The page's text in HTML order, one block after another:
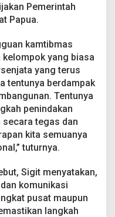
Pemerintah
Papua.
kamtibmas
kelompok yang biasa
yang terus
tentunya berdampak
Tentunya
penindakan
secara tegas dan
kita semuanya
tuturnya.
Sigit menyatakan,
komunikasi
pusat maupun
langkah